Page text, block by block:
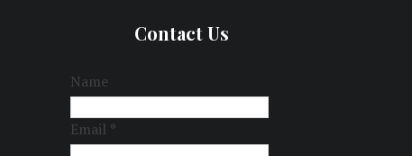
Contact Us
Name
Email *